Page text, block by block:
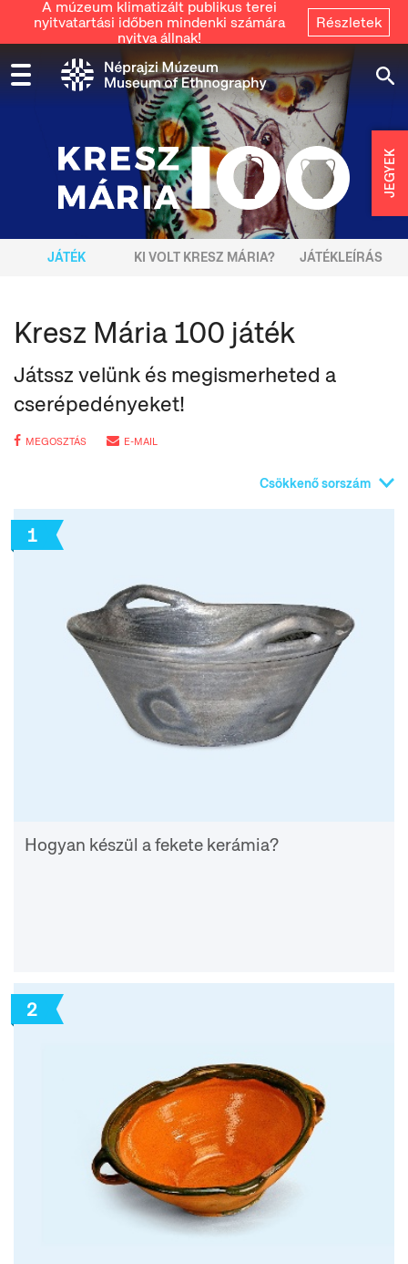
A múzeum klimatizált publikus terei
nyitvatartási időben mindenki számára
nyitva állnak!
Részletek
JÁTÉK KI VOLT KRESZ MÁRIA? JÁTÉKLEÍRÁS
Kresz Mária 100 játék
Játssz velünk és megismerheted a
cserépedényeket!
MEGOSZTÁS E-MAIL
Csökkenő sorszám
1
Hogyan készül a fekete kerámia?
2
JEGYEK